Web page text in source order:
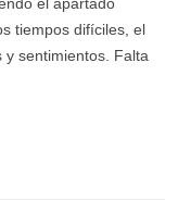
tiempos difíciles, el
sentimientos. Falta